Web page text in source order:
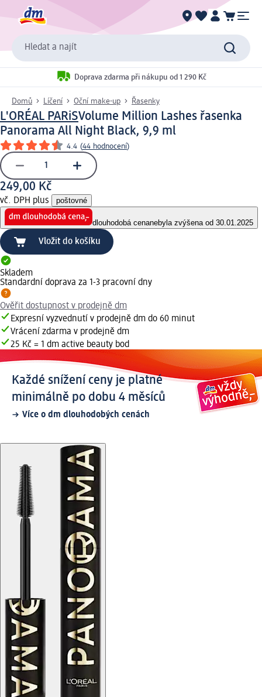
Hledat a najít
Doprava zdarma při nákupu od 1 290 Kč
Domů Líčení Oční make-up Řasenky
L'ORÉAL PARiSVolume Million Lashes řasenka
Panorama All Night Black, 9,9 ml
4.4 (44 hodnocení)
249,00 Kč
vč. DPH plus poštovné
dlouhodobá cenanebyla zvýšena od 30.01.2025
Vložit do košíku
Skladem
Standardní doprava za 1-3 pracovní dny
Ověřit dostupnost v prodejně dm
Expresní vyzvednutí v prodejně dm do 60 minut
Vrácení zdarma v prodejně dm
25 Kč = 1 dm active beauty bod
Každé snížení ceny je platné
minimálně po dobu 4 měsíců
Více o dm dlouhodobých cenách